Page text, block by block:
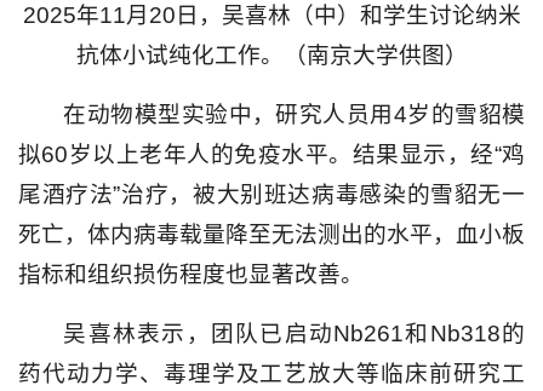
2025年11月20日，吴喜林（中）和学生讨论纳米
抗体小试纯化工作。（南京大学供图）
在动物模型实验中，研究人员用4岁的雪貂模
拟60岁以上老年人的免疫水平。结果显示，经“鸡
尾酒疗法”治疗，被大别班达病毒感染的雪貂无一
死亡，体内病毒载量降至无法测出的水平，血小板
指标和组织损伤程度也显著改善。
吴喜林表示，团队已启动Nb261和Nb318的
药代动力学、毒理学及工艺放大等临床前研究工